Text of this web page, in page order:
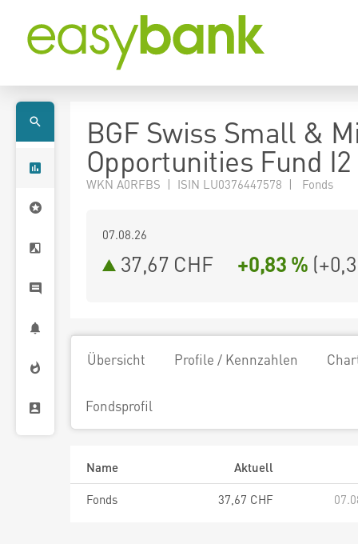
BGF Swiss Small &
Opportunities Fund I2
WKN A0RFBS | ISIN LU0376447578 | Fonds
07.08.26
37,67 CHF +0,83 % (
Übersicht Profile / Kennzahlen
Fondsprofil
Name
Aktuell
Fonds
37,67 CHF